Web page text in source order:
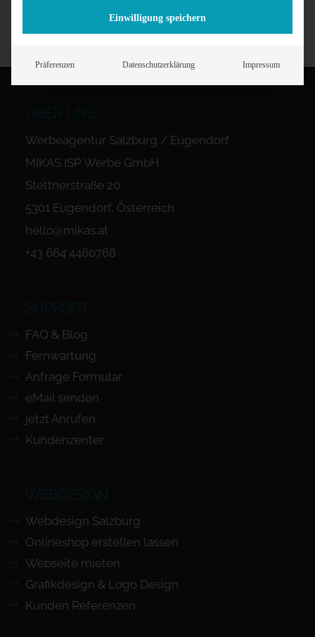
ÜBER UNS
Werbeagentur Salzburg / Eugendorf
MIKAS ISP Werbe GmbH
Stettnerstraße 20
5301 Eugendorf, Österreich
hello@mikas.at
+43 664 4460768
SUPPORT
FAQ & Blog
Fernwartung
Anfrage Formular
eMail senden
jetzt Anrufen
Kundenzenter
WEBDESIGN
Webdesign Salzburg
Onlineshop erstellen lassen
Webseite mieten
Grafikdesign & Logo Design
Kunden Referenzen
Einwilligung speichern
Präferenzen Datenschutzerklärung Impressum